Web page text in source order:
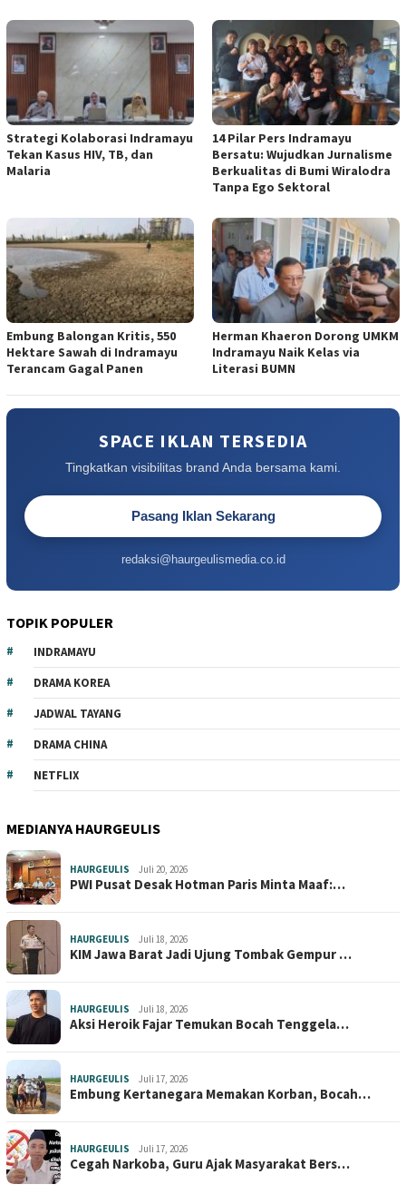
Strategi Kolaborasi Indramayu
Tekan Kasus HIV, TB, dan
Malaria
14 Pilar Pers Indramayu
Bersatu: Wujudkan Jurnalisme
Berkualitas di Bumi Wiralodra
Tanpa Ego Sektoral
Embung Balongan Kritis, 550
Hektare Sawah di Indramayu
Terancam Gagal Panen
Herman Khaeron Dorong UMKM
Indramayu Naik Kelas via
Literasi BUMN
SPACE IKLAN TERSEDIA
Tingkatkan visibilitas brand Anda bersama kami.
Pasang Iklan Sekarang
redaksi@haurgeulismedia.co.id
TOPIK POPULER
INDRAMAYU
DRAMA KOREA
JADWAL TAYANG
DRAMA CHINA
NETFLIX
MEDIANYA HAURGEULIS
HAURGEULIS Juli 20, 2026
PWI Pusat Desak Hotman Paris Minta Maaf:…
HAURGEULIS Juli 18, 2026
KIM Jawa Barat Jadi Ujung Tombak Gempur …
HAURGEULIS Juli 18, 2026
Aksi Heroik Fajar Temukan Bocah Tenggela…
HAURGEULIS Juli 17, 2026
Embung Kertanegara Memakan Korban, Bocah…
HAURGEULIS Juli 17, 2026
Cegah Narkoba, Guru Ajak Masyarakat Bers…